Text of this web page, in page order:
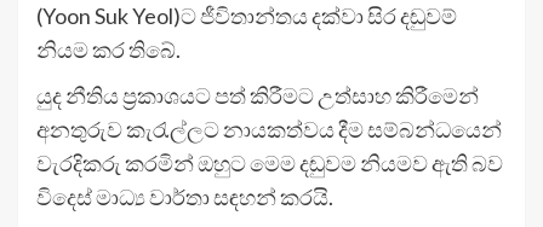
(Yoon Suk Yeol)ට ජීවිතාන්තය දක්වා සිර දඬුවම්
නියම කර තිබේ.
යුද නීතිය ප්‍රකාශයට පත් කිරීමට උත්සාහ කිරීමෙන්
අනතුරුව කැරැල්ලට නායකත්වය දීම සම්බන්ධයෙන්
වැරදිකරු කරමින් ඔහුට මෙම දඬුවම නියමව ඇති බව
විදෙස් මාධ්‍ය වාර්තා සඳහන් කරයි.